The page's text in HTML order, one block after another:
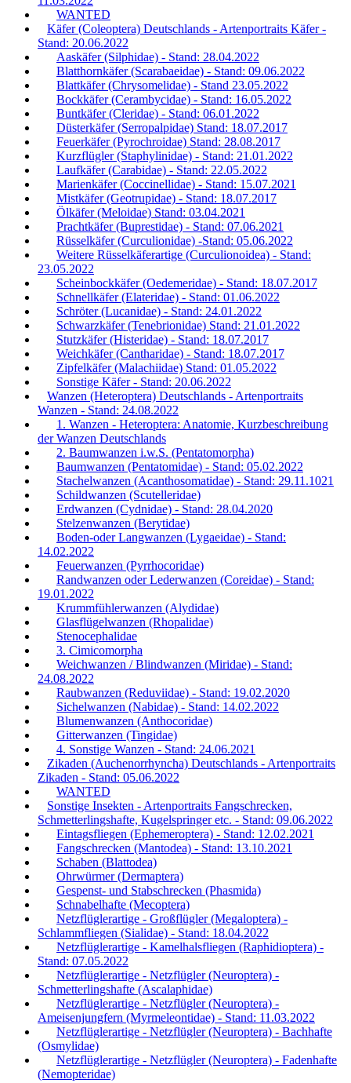
WANTED
Käfer (Coleoptera) Deutschlands - Artenportraits Käfer -
Stand: 20.06.2022
Aaskäfer (Silphidae) - Stand: 28.04.2022
Blatthornkäfer (Scarabaeidae) - Stand: 09.06.2022
Blattkäfer (Chrysomelidae) - Stand 23.05.2022
Bockkäfer (Cerambycidae) - Stand: 16.05.2022
Buntkäfer (Cleridae) - Stand: 06.01.2022
Düsterkäfer (Serropalpidae) Stand: 18.07.2017
Feuerkäfer (Pyrochroidae) Stand: 28.08.2017
Kurzflügler (Staphylinidae) - Stand: 21.01.2022
Laufkäfer (Carabidae) - Stand: 22.05.2022
Marienkäfer (Coccinellidae) - Stand: 15.07.2021
Mistkäfer (Geotrupidae) - Stand: 18.07.2017
Ölkäfer (Meloidae) Stand: 03.04.2021
Prachtkäfer (Buprestidae) - Stand: 07.06.2021
Rüsselkäfer (Curculionidae) -Stand: 05.06.2022
Weitere Rüsselkäferartige (Curculionoidea) - Stand:
23.05.2022
Scheinbockkäfer (Oedemeridae) - Stand: 18.07.2017
Schnellkäfer (Elateridae) - Stand: 01.06.2022
Schröter (Lucanidae) - Stand: 24.01.2022
Schwarzkäfer (Tenebrionidae) Stand: 21.01.2022
Stutzkäfer (Histeridae) - Stand: 18.07.2017
Weichkäfer (Cantharidae) - Stand: 18.07.2017
Zipfelkäfer (Malachiidae) Stand: 01.05.2022
Sonstige Käfer - Stand: 20.06.2022
Wanzen (Heteroptera) Deutschlands - Artenportraits
Wanzen - Stand: 24.08.2022
1. Wanzen - Heteroptera: Anatomie, Kurzbeschreibung
der Wanzen Deutschlands
2. Baumwanzen i.w.S. (Pentatomorpha)
Baumwanzen (Pentatomidae) - Stand: 05.02.2022
Stachelwanzen (Acanthosomatidae) - Stand: 29.11.1021
Schildwanzen (Scutelleridae)
Erdwanzen (Cydnidae) - Stand: 28.04.2020
Stelzenwanzen (Berytidae)
Boden-oder Langwanzen (Lygaeidae) - Stand:
14.02.2022
Feuerwanzen (Pyrrhocoridae)
Randwanzen oder Lederwanzen (Coreidae) - Stand:
19.01.2022
Krummfühlerwanzen (Alydidae)
Glasflügelwanzen (Rhopalidae)
Stenocephalidae
3. Cimicomorpha
Weichwanzen / Blindwanzen (Miridae) - Stand:
24.08.2022
Raubwanzen (Reduviidae) - Stand: 19.02.2020
Sichelwanzen (Nabidae) - Stand: 14.02.2022
Blumenwanzen (Anthocoridae)
Gitterwanzen (Tingidae)
4. Sonstige Wanzen - Stand: 24.06.2021
Zikaden (Auchenorrhyncha) Deutschlands - Artenportraits
Zikaden - Stand: 05.06.2022
WANTED
Sonstige Insekten - Artenportraits Fangschrecken,
Schmetterlingshafte, Kugelspringer etc. - Stand: 09.06.2022
Eintagsfliegen (Ephemeroptera) - Stand: 12.02.2021
Fangschrecken (Mantodea) - Stand: 13.10.2021
Schaben (Blattodea)
Ohrwürmer (Dermaptera)
Gespenst- und Stabschrecken (Phasmida)
Schnabelhafte (Mecoptera)
Netzflüglerartige - Großflügler (Megaloptera) -
Schlammfliegen (Sialidae) - Stand: 18.04.2022
Netzflüglerartige - Kamelhalsfliegen (Raphidioptera) -
Stand: 07.05.2022
Netzflüglerartige - Netzflügler (Neuroptera) -
Schmetterlingshafte (Ascalaphidae)
Netzflüglerartige - Netzflügler (Neuroptera) -
Ameisenjungfern (Myrmeleontidae) - Stand: 11.03.2022
Netzflüglerartige - Netzflügler (Neuroptera) - Bachhafte
(Osmylidae)
Netzflüglerartige - Netzflügler (Neuroptera) - Fadenhafte
(Nemopteridae)